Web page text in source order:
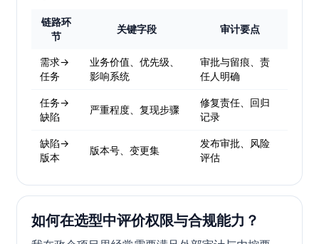
链路环
节
关键字段 审计要点
需求→
任务
业务价值、优先级、
影响系统
审批与留痕、责
任人明确
任务→
缺陷
严重程度、复现步骤
修复责任、回归
记录
缺陷→
版本
版本号、变更集
发布审批、风险
评估
如何在选型中评价权限与合规能力？